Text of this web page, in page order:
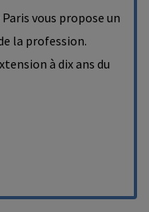
vous propose un
la profession.
à dix ans du